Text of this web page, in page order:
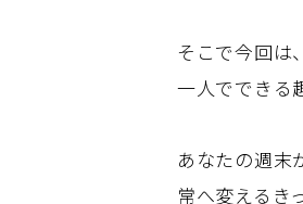
そこで今回は
一人でできる
あなたの週末
常へ変えるき